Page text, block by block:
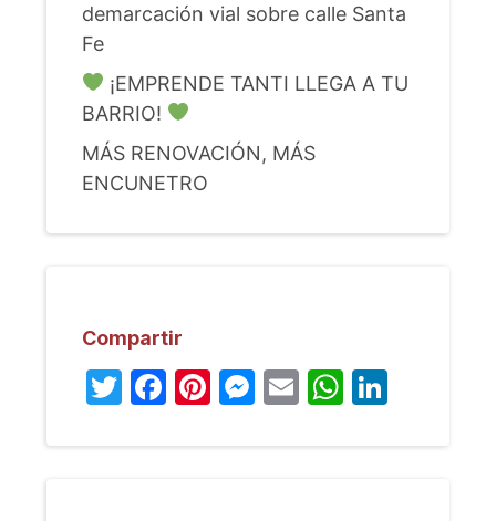
demarcación vial sobre calle Santa
Fe
¡EMPRENDE TANTI LLEGA A TU
BARRIO!
MÁS RENOVACIÓN, MÁS
ENCUNETRO
Compartir
Twitter
Facebook
Pinterest
Messenger
Email